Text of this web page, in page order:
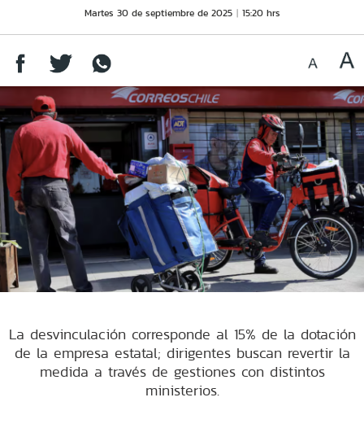
Martes 30 de septiembre de 2025 15:20 hrs
La desvinculación corresponde al 15% de la dotación
de la empresa estatal; dirigentes buscan revertir la
medida a través de gestiones con distintos
ministerios.